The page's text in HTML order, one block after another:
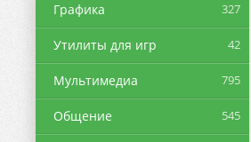
Графика 327
Утилиты для игр 42
Мультимедиа 795
Общение 545